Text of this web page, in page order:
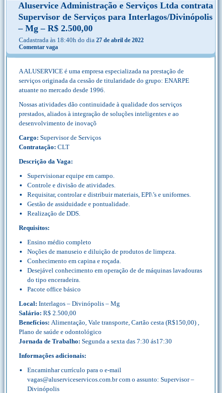
Aluservice Administração e Serviços Ltda contrata
Supervisor de Serviços para Interlagos/Divinópolis
– Mg – R$ 2.500,00
Cadastrada às 18:40h do dia 27 de abril de 2022
Comentar vaga
A ALUSERVICE é uma empresa especializada na prestação de
serviços originada da cessão de titularidade do grupo: ENARPE
atuante no mercado desde 1996.
Nossas atividades dão continuidade à qualidade dos serviços
prestados, aliados à integração de soluções inteligentes e ao
desenvolvimento de inovaçõ
Cargo: Supervisor de Serviços
Contratação: CLT
Descrição da Vaga:
Supervisionar equipe em campo.
Controle e divisão de atividades.
Requisitar, controlar e distribuir materiais, EPI\’s e uniformes.
Gestão de assiduidade e pontualidade.
Realização de DDS.
Requisitos:
Ensino médio completo
Noções de manuseio e diluição de produtos de limpeza.
Conhecimento em capina e roçada.
Desejável conhecimento em operação de de máquinas lavadouras
do tipo enceradeira.
Pacote office básico
Local: Interlagos – Divinópolis – Mg
Salário: R$ 2.500,00
Benefícios: Alimentação, Vale transporte, Cartão cesta (R$150,00) ,
Plano de saúde e odontológico
Jornada de Trabalho: Segunda a sexta das 7:30 ás17:30
Informações adicionais:
Encaminhar currículo para o e-mail
vagas@aluserviceservicos.com.br com o assunto: Supervisor –
Divinópolis